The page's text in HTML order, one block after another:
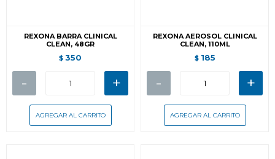
REXONA BARRA CLINICAL
CLEAN, 48GR
$ 350
- +
REXONA AEROSOL CLINICAL
CLEAN, 110ML
$ 185
- +